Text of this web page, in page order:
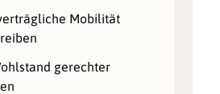
Mobilität
gerechter